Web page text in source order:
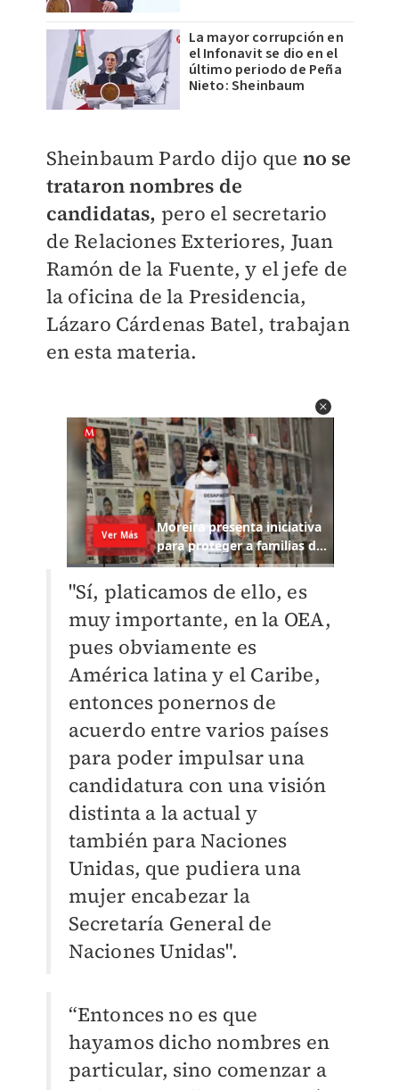
La mayor corrupción en
el Infonavit se dio en el
último periodo de Peña
Nieto: Sheinbaum
Sheinbaum Pardo dijo que no se
trataron nombres de
candidatas, pero el secretario
de Relaciones Exteriores, Juan
Ramón de la Fuente, y el jefe de
la oficina de la Presidencia,
Lázaro Cárdenas Batel, trabajan
en esta materia.
"Sí, platicamos de ello, es
muy importante, en la OEA,
pues obviamente es
América latina y el Caribe,
entonces ponernos de
acuerdo entre varios países
para poder impulsar una
candidatura con una visión
distinta a la actual y
también para Naciones
Unidas, que pudiera una
mujer encabezar la
Secretaría General de
Naciones Unidas".
“Entonces no es que
hayamos dicho nombres en
particular, sino comenzar a